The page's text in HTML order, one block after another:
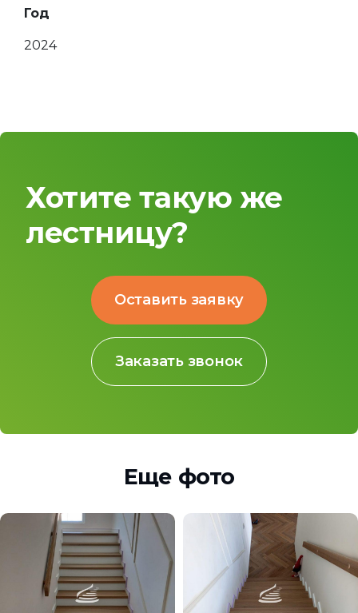
Год
2024
Хотите такую же
лестницу?
Оставить заявку
Заказать звонок
Еще фото